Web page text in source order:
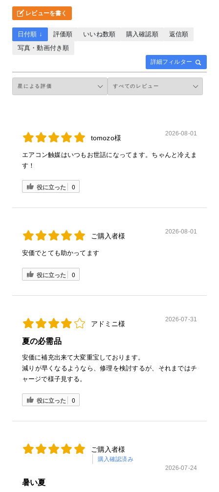
レビューを書く
詳細フィルター
日付順 ↓ 評価順 いいね数順 購入確認順
返信順
写真・動画付き順
tomozo様
2026-08-01
エアコン触媒はいつもお世話になってます。ちゃんと冷えま
す！
役に立った 0
ご購入者様
2026-08-01
安価でとても助かってます
役に立った 0
アドミニ様
2026-07-31
夏の必需品
安価に補充出来て大変重宝しております。
減りが早くなるようなら、修理を検討するが、それまではチ
ャージで様子見する。
役に立った 0
ご購入者様
購入確認済み
2026-07-24
暑い夏